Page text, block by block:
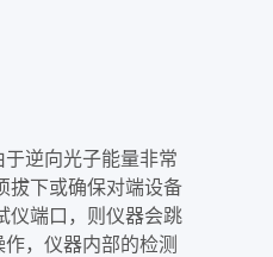
逆向光子能量非常
拔下或确保对端设备
仪端口，则仪器会跳
，仪器内部的检测